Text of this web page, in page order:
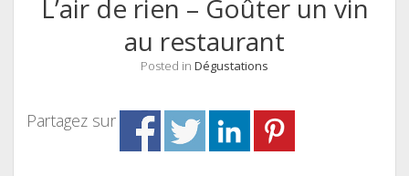
L’air de rien – Goûter un vin
au restaurant
Posted in Dégustations
Partagez sur